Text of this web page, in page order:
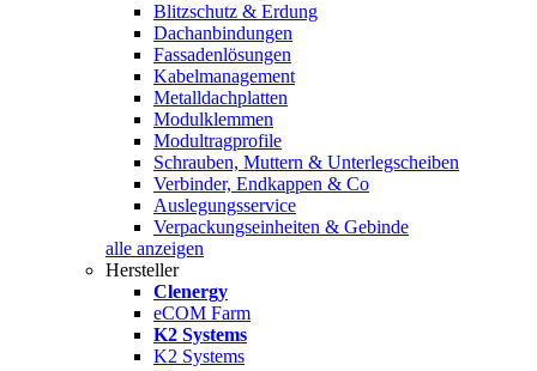
Blitzschutz & Erdung
Dachanbindungen
Fassadenlösungen
Kabelmanagement
Metalldachplatten
Modulklemmen
Modultragprofile
Schrauben, Muttern & Unterlegscheiben
Verbinder, Endkappen & Co
Auslegungsservice
Verpackungseinheiten & Gebinde
alle anzeigen
Hersteller
Clenergy
eCOM Farm
K2 Systems
K2 Systems